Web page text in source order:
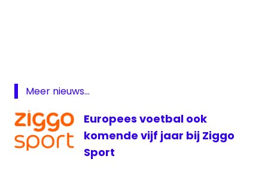
gala
Ziggo
Sport
Meer nieuws...
Europees voetbal ook
komende vijf jaar bij Ziggo
Sport